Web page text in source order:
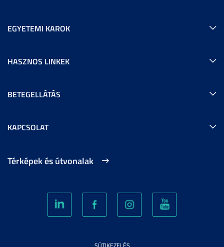
EGYETEMI KAROK
HASZNOS LINKEK
BETEGELLÁTÁS
KAPCSOLAT
Térképek és útvonalak
SÜTIKEZELÉS